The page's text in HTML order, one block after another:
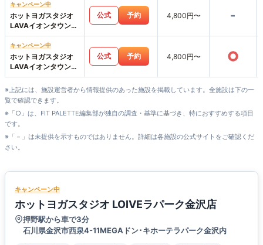
キャンペーン中
ホットヨガスタジオ
LAVAイオンタウン
野々市店
公式 予約 4,800円〜 -
キャンペーン中
ホットヨガスタジオ
LAVAイオンタウン金
沢示野店
公式 予約 4,800円〜 ○
※上記には、施設運営者から情報提供のあった施設を掲載しています。全施設は下の一
覧で確認できます。
※「○」は、FIT PALETTE編集部が独自の調査・基準に基づき、特におすすめする項目
です。
※「－」は未提供を示すものではありません。詳細は各施設の公式サイトをご確認くだ
さい。
キャンペーン中
ホットヨガスタジオ LOIVEラパーク金沢店
押野駅から車で3分
石川県金沢市西泉4-11MEGAドン･キホーテラパーク金沢内